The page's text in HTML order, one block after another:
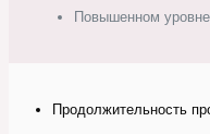
Повышенном
Продолжительность